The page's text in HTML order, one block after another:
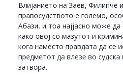
Влијанието на Заев, Филипче
правосудството е големо,
Абази, и тоа најјасно може да
како овој со мазутот и
кога наместо правдата да се
предметот да влезе во судска
затвора.